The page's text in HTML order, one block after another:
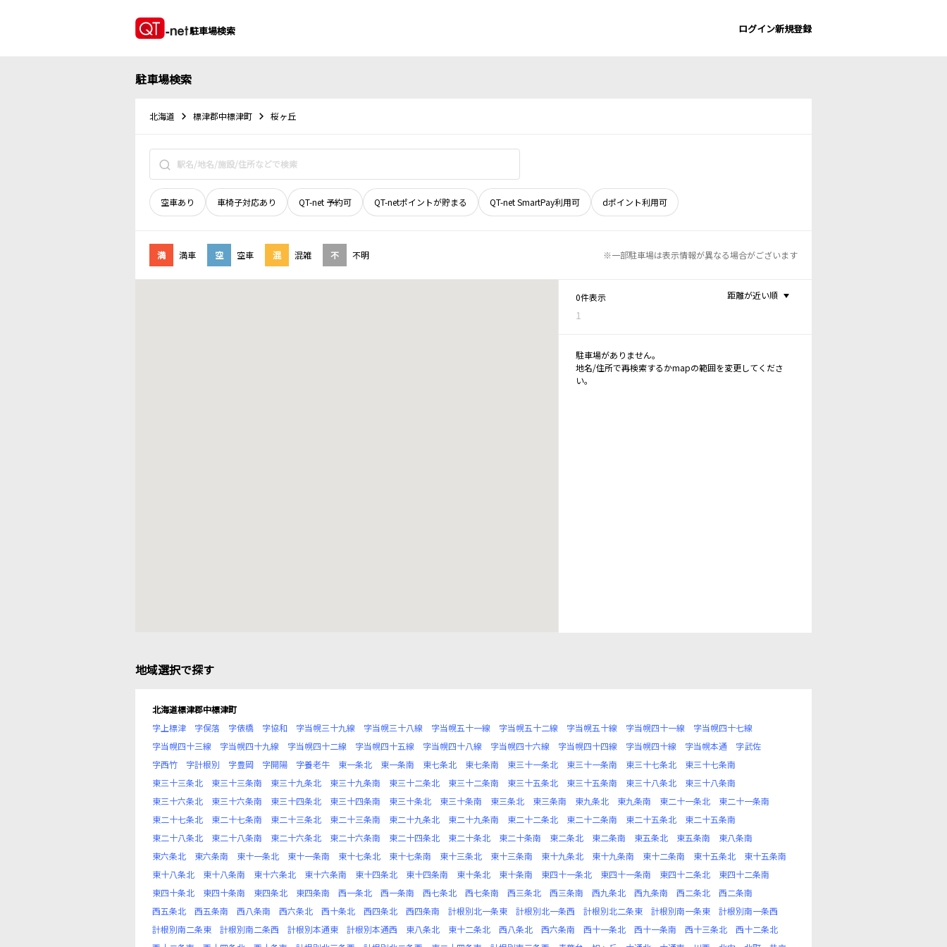
駐車場検索 ログイン新規登録
駐車場検索
北海道 標津郡中標津町 桜ヶ丘
空車あり 車椅子対応あり QT-net 予約可 QT-netポイントが貯まる QT-net SmartPay利用可 dポイント利用可
満 満車 空 空車 混 混雑 不 不明 ※一部駐車場は表示情報が異なる場合がございます
0件表示
1
距離が近い順
駐車場がありません。
地名/住所で再検索するかmapの範囲を変更してくださ
い。
地域選択で探す
北海道標津郡中標津町
字上標津
字俣落 字俵橋 字協和 字当幌三十九線 字当幌三十八線 字当幌五十一線 字当幌五十二線 字当幌五十線 字当幌四十一線
字当幌四十七線
字当幌四十三線
字当幌四十九線 字当幌四十二線 字当幌四十五線 字当幌四十八線 字当幌四十六線 字当幌四十四線 字当幌四十線 字当幌本通
字武佐
字西竹
字計根別 字豊岡 字開陽 字養老牛 東一条北 東一条南 東七条北 東七条南 東三十一条北 東三十一条南 東三十七条北
東三十七条南
東三十三条北
東三十三条南 東三十九条北 東三十九条南 東三十二条北 東三十二条南 東三十五条北 東三十五条南 東三十八条北
東三十八条南
東三十六条北
東三十六条南 東三十四条北 東三十四条南 東三十条北 東三十条南 東三条北 東三条南 東九条北 東九条南 東二十一条北
東二十一条南
東二十七条北
東二十七条南 東二十三条北 東二十三条南 東二十九条北 東二十九条南 東二十二条北 東二十二条南 東二十五条北
東二十五条南
東二十八条北
東二十八条南 東二十六条北 東二十六条南 東二十四条北 東二十条北 東二十条南 東二条北 東二条南 東五条北 東五条南
東八条南
東六条北
東六条南 東十一条北 東十一条南 東十七条北 東十七条南 東十三条北 東十三条南 東十九条北 東十九条南 東十二条南 東十五条北
東十五条南
東十八条北
東十八条南 東十六条北 東十六条南 東十四条北 東十四条南 東十条北 東十条南 東四十一条北 東四十一条南 東四十二条北
東四十二条南
東四十条北
東四十条南 東四条北 東四条南 西一条北 西一条南 西七条北 西七条南 西三条北 西三条南 西九条北 西九条南 西二条北
西二条南
西五条北
西五条南 西八条南 西六条北 西十条北 西四条北 西四条南 計根別北一条東 計根別北一条西 計根別北二条東 計根別南一条東
計根別南一条西
計根別南二条東
計根別南二条西 計根別本通東 計根別本通西 東八条北 東十二条北 西八条北 西六条南 西十一条北 西十一条南 西十三条北
西十二条北